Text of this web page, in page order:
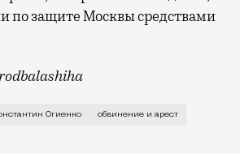
по защите Москвы средствами
Огиенко был
Огиенко обвинение и арест